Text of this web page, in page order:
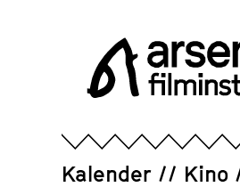
Filminstitut
Kalender Kino